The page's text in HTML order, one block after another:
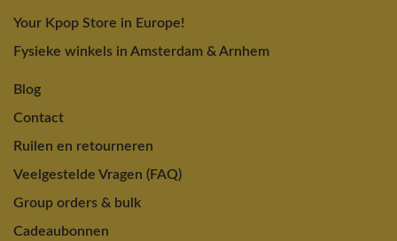
Your Kpop Store in Europe!
Fysieke winkels in Amsterdam & Arnhem
Blog
Contact
Ruilen en retourneren
Veelgestelde Vragen (FAQ)
Group orders & bulk
Cadeaubonnen